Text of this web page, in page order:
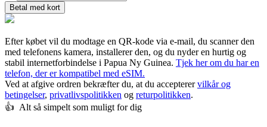
Betal med kort
Efter købet vil du modtage en QR-kode via e-mail, du scanner den
med telefonens kamera, installerer den, og du nyder en hurtig og
stabil internetforbindelse i Papua Ny Guinea. Tjek her om du har en
telefon, der er kompatibel med eSIM.
Ved at afgive ordren bekræfter du, at du accepterervilkår og
betingelser, privatlivspolitikken og returpolitikken.
👍️ Alt så simpelt som muligt for dig